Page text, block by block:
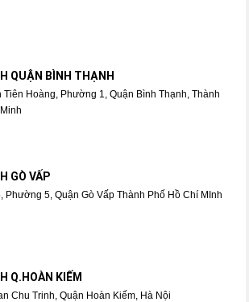
QUẬN BÌNH THẠNH
Hoàng, Phường 1, Quận Bình Thạnh, Thành
GÒ VẤP
Phường 5, Quận Gò Vấp Thành Phố Hồ Chí MInh
Q.HOÀN KIẾM
Chu Trinh, Quận Hoàn Kiếm, Hà Nội